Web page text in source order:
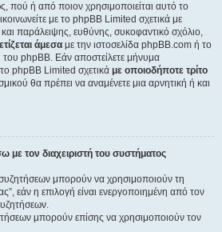
πού ή από ποιον χρησιμοποιείται αυτό το
με το phpBB Limited σχετικά με
παράλειψης, ευθύνης, συκοφαντικό σχόλιο,
άμεσα με την ιστοσελίδα phpBB.com ή το
του phpBB. Εάν αποστείλετε μήνυμα
phpBB Limited σχετικά με οποιοδήποτε τρίτο
θα πρέπει να αναμένετε μια αρνητική ή και
τον διαχειριστή του συστήματος
μπορούν να χρησιμοποιούν τη
εάν η επιλογή είναι ενεργοποιημένη από τον
μπορούν επίσης να χρησιμοποιούν τον